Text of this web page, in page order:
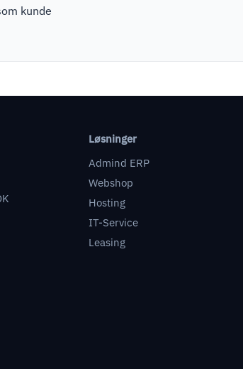
kunde
Løsninger
Admind ERP
Webshop
Hosting
IT-Service
Leasing